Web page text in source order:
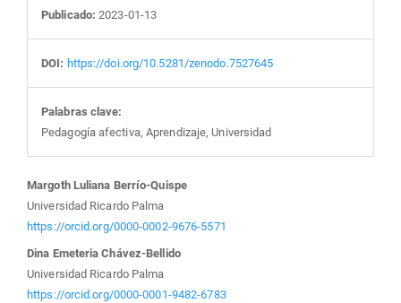
Publicado: 2023-01-13
DOI: https://doi.org/10.5281/zenodo.7527645
Palabras clave:
Pedagogía afectiva, Aprendizaje, Universidad
Contenido
principal
del
Margoth Luliana Berrío-Quispe
Universidad Ricardo Palma
https://orcid.org/0000-0002-9676-5571
Dina Emeteria Chávez-Bellido
Universidad Ricardo Palma
https://orcid.org/0000-0001-9482-6783